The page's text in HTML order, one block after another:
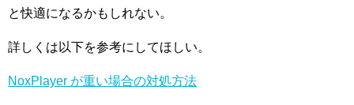
と快適になるかもしれない。
詳しくは以下を参考にしてほしい。
NoxPlayer が重い場合の対処方法